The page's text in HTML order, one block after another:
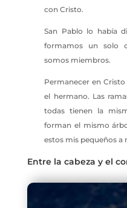
con Cristo.
San Pablo lo había
formamos un solo
somos miembros.
Permanecer en
el hermano. Las
todas tienen la
forman el mismo
estos mis pequeños a
Entre la cabeza y el